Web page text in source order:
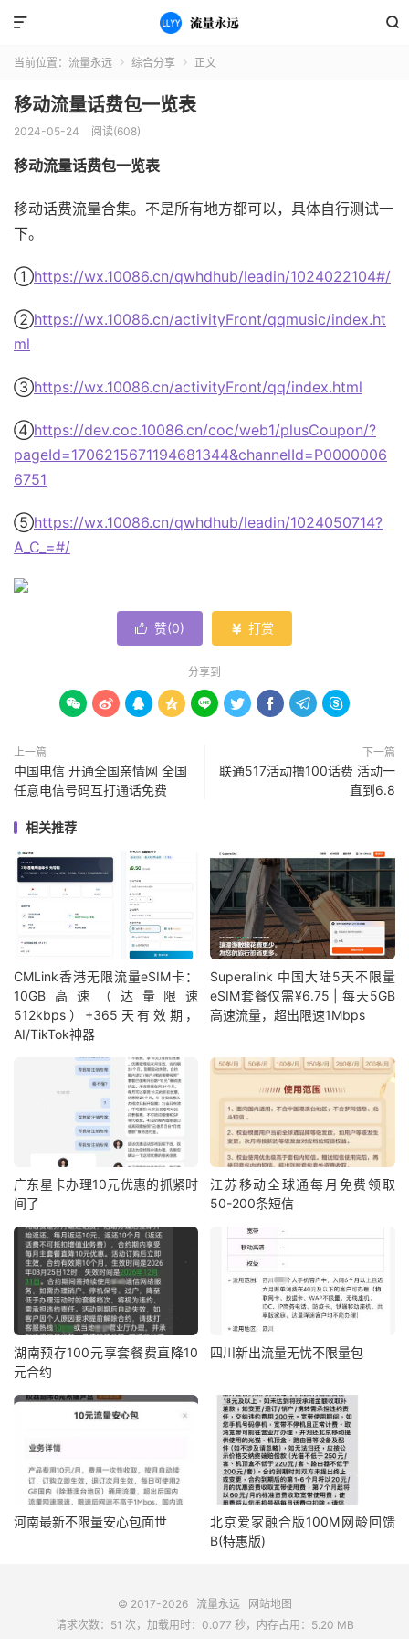


当前位置： 流量永远  综合分享  正文
移动流量话费包一览表
2024-05-24 阅读(608)
移动流量话费包一览表
移动话费流量合集。不是所有地方都可以，具体自行测试一
下。
①https://wx.10086.cn/qwhdhub/leadin/1024022104#/
②https://wx.10086.cn/activityFront/qqmusic/index.ht
ml
③https://wx.10086.cn/activityFront/qq/index.html
④https://dev.coc.10086.cn/coc/web1/plusCoupon/?
pageId=1706215671194681344&channelId=P0000006
6751
⑤https://wx.10086.cn/qwhdhub/leadin/1024050714?
A_C_=#/
 赞(0)  打赏
分享到
        
上一篇
中国电信 开通全国亲情网 全国
任意电信号码互打通话免费
下一篇
联通517活动撸100话费 活动一
直到6.8
相关推荐
CMLink香港无限流量eSIM卡：
10GB高速（达量限速
512kbps）+365天有效期，
AI/TikTok神器
Superalink 中国大陆5天不限量
eSIM套餐仅需¥6.75 | 每天5GB
高速流量，超出限速1Mbps
广东星卡办理10元优惠的抓紧时
间了
江苏移动全球通每月免费领取
50-200条短信
湖南预存100元享套餐费直降10
元合约
四川新出流量无忧不限量包
河南最新不限量安心包面世
北京爱家融合版100M网龄回馈
B(特惠版)
© 2017-2026 流量永远
网站地图
请求次数：51 次，加载用时：0.077 秒，内存占用：5.20 MB